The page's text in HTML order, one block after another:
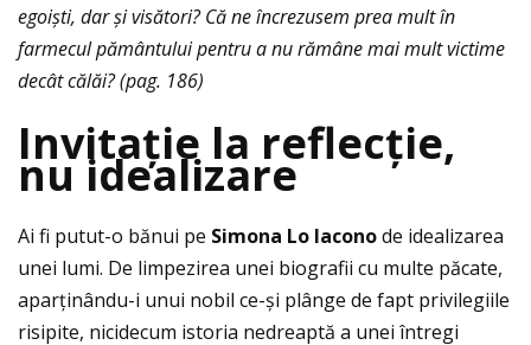
egoiști, darși visători? Căneîncrezusem prea multîn
farmecul pământului pentru a nu rămâne mai mult victime
decât călăi? (pag. 186)
Invitaţie la reflecţie,
nu idealizare
Ai fi putut-o bănui pe Simona Lo Iaconode idealizarea
unei lumi. De limpezirea unei biografii cu multe păcate,
aparţinându-i unui nobil ce-și plânge de fapt privilegiile
risipite, nicidecum istoria nedreaptă a unei întregi